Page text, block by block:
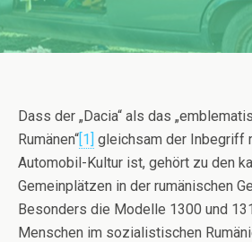
Dass der „Dacia“ als das
Rumänen“[1] gleichsam der Inbegriff
Automobil-Kultur ist, gehört zu den
Gemeinplätzen in der rumänischen
Besonders die Modelle 1300 und
Menschen im sozialistischen